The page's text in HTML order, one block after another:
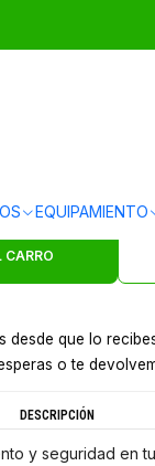
EQUIPAMIENTO
4
en Santiagoy a
CARRO
desde que lo
o te
DESCRIPCIÓN
y seguridad en